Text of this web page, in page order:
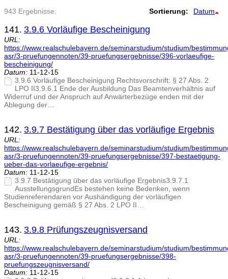
943 Ergebnisse: Sortierung: Datum
141. 3.9.6 Vorläufige Bescheinigung
URL:
https://www.realschulebayern.de/seminarstudium/studium/
asr/3-pruefungennoten/39-pruefungsergebnisse/396-vorlaeufige-
bescheinigung/
Datum: 11-12-15
3.9.6 Vorläufige Bescheinigung Rechtsvorschrift: § 27 Abs. 2
LPO II3.9.6.1 Ende der Ausbildung Das Beamtenverhältnis auf
Widerruf und der Anspruch auf Anwärterbezüge enden mit der
Ablegung der…
142. 3.9.7 Bestätigung über das vorläufige Ergebnis
URL:
https://www.realschulebayern.de/seminarstudium/studium/
asr/3-pruefungennoten/39-pruefungsergebnisse/397-bestaetigung-
ueber-das-vorlaeufige-ergebnis/
Datum: 11-12-15
3.9.7 Bestätigung über das vorläufige Ergebnis3.9.7.1
AusstellungsgrundEs bestehen keine Bedenken, wenn
Studienreferendaren vor Aushändigung der vorläufigen
Bescheinigung gemäß § 27 Abs. 2 LPO II…
143. 3.9.8 Prüfungszeugnisversand
URL:
https://www.realschulebayern.de/seminarstudium/studium/
asr/3-pruefungennoten/39-pruefungsergebnisse/398-
pruefungszeugnisversand/
Datum: 11-12-15